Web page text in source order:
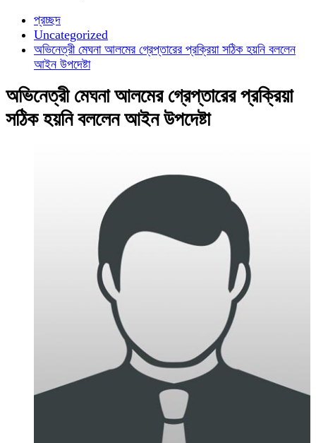
প্রচ্ছদ
Uncategorized
অভিনেত্রী মেঘনা আলমের গ্রেপ্তারের প্রক্রিয়া সঠিক হয়নি বললেন
আইন উপদেষ্টা
অভিনেত্রী মেঘনা আলমের গ্রেপ্তারের প্রক্রিয়া
সঠিক হয়নি বললেন আইন উপদেষ্টা